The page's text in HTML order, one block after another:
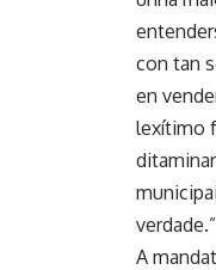
con tan
en
lexítimo
verdade.”
A